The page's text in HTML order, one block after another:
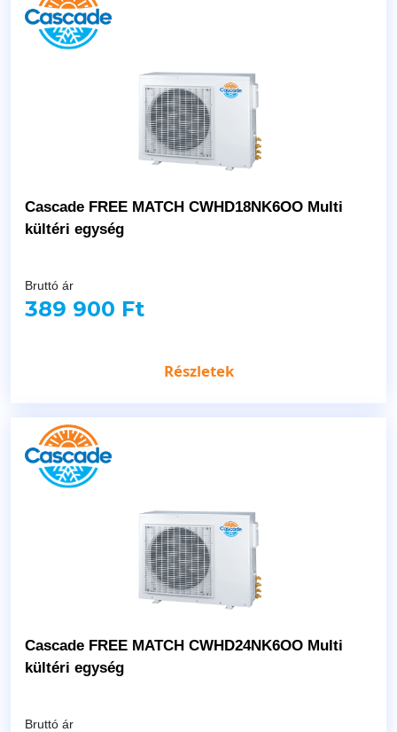
Cascade FREE MATCH CWHD18NK6OO Multi
kültéri egység
Bruttó ár
389 900 Ft
Részletek
Cascade FREE MATCH CWHD24NK6OO Multi
kültéri egység
Bruttó ár